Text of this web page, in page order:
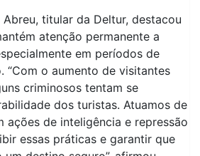
titular da Deltur, destacou
atenção permanente a
em períodos de
“Com o aumento de visitantes
criminosos tentam se
dos turistas. Atuamos de
ações de inteligência e repressão
essas práticas e garantir que